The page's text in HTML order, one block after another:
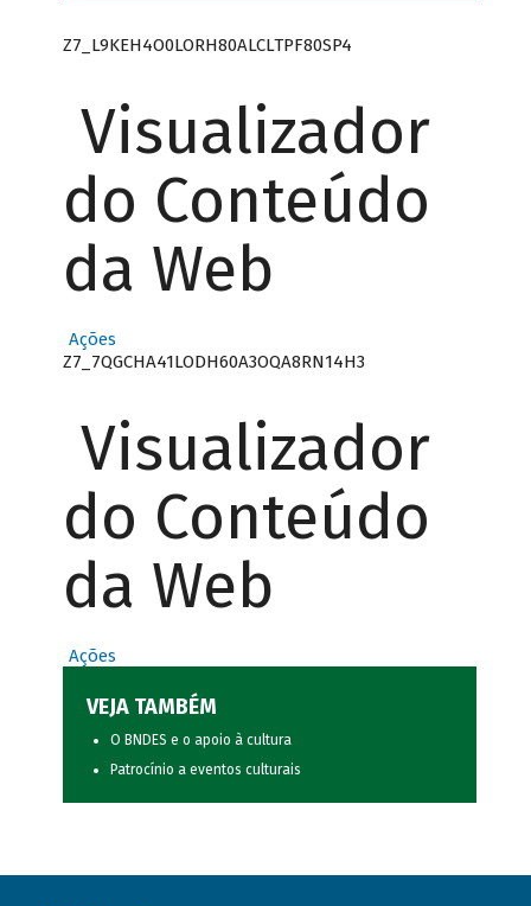
Z7_L9KEH4O0LORH80ALCLTPF80SP4
Visualizador
do Conteúdo
da Web
Ações
Z7_7QGCHA41LODH60A3OQA8RN14H3
Visualizador
do Conteúdo
da Web
Ações
VEJA TAMBÉM
O BNDES e o apoio à cultura
Patrocínio a eventos culturais